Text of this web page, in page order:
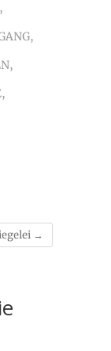
,
,
,
,
→